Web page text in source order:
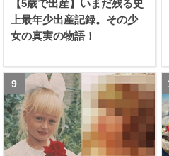
【5歳で出産】いまだ残る史
上最年少出産記録。その少
女の真実の物語！